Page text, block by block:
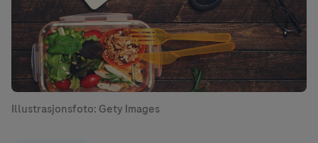
Illustrasjonsfoto: Gety Images